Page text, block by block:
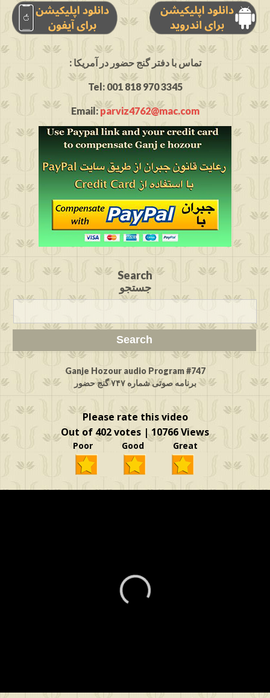
: تماس با دفتر گنج حضور در آمریکا
Tel: 001 818 970 3345
Email:parviz4762@mac.com
Search
جستجو
Ganje Hozour audio Program #747
برنامه صوتی شماره ۷۴۷ گنج حضور
Please rate this video
Out of 402 votes | 10766 Views
Poor Good Great